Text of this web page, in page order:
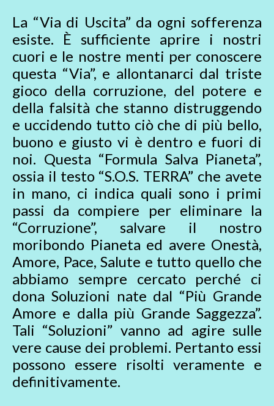
La “Via di Uscita” da ogni sofferenza
esiste. È sufficiente aprire i nostri
cuori e le nostre menti per conoscere
questa “Via”, e allontanarci dal triste
gioco della corruzione, del potere e
della falsità che stanno distruggendo
e uccidendo tutto ciò che di più bello,
buono e giusto vi è dentro e fuori di
noi. Questa “Formula Salva Pianeta”,
ossia il testo “S.O.S. TERRA” che avete
in mano, ci indica quali sono i primi
passi da compiere per eliminare la
“Corruzione”, salvare il nostro
moribondo Pianeta ed avere Onestà,
Amore, Pace, Salute e tutto quello che
abbiamo sempre cercato perché ci
dona Soluzioni nate dal “Più Grande
Amore e dalla più Grande Saggezza”.
Tali “Soluzioni” vanno ad agire sulle
vere cause dei problemi. Pertanto essi
possono essere risolti veramente e
definitivamente.